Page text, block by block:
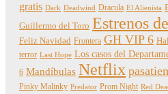
gratis Dark Deadwind Dracula El Alienista
Guillermo del Toro Estrenos
Feliz Navidad Frontera GH VIP 6
terror Last Hope Los casos del
6 Mandíbulas Netflix
Pinky Malinky Predator Prom Night Red